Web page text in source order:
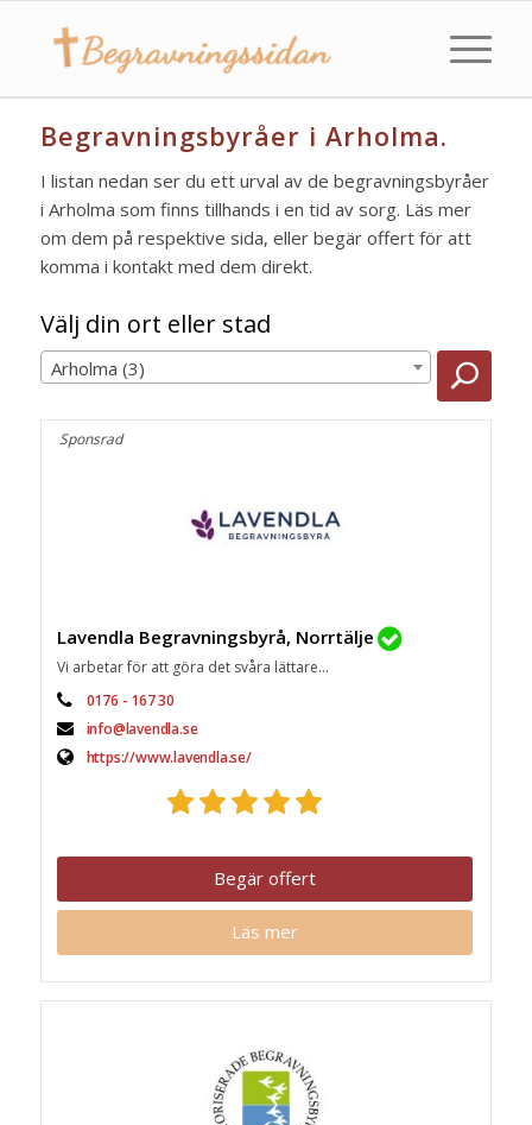
Begravningsbyråer i Arholma.
I listan nedan ser du ett urval av de begravningsbyråer
i Arholma som finns tillhands i en tid av sorg. Läs mer
om dem på respektive sida, eller begär offert för att
komma i kontakt med dem direkt.
Välj din ort eller stad
Arholma (3)
Sponsrad
Lavendla Begravningsbyrå, Norrtälje
Vi arbetar för att göra det svåra lättare...
0176 - 167 30
info@lavendla.se
https://www.lavendla.se/
Begär offert
Läs mer